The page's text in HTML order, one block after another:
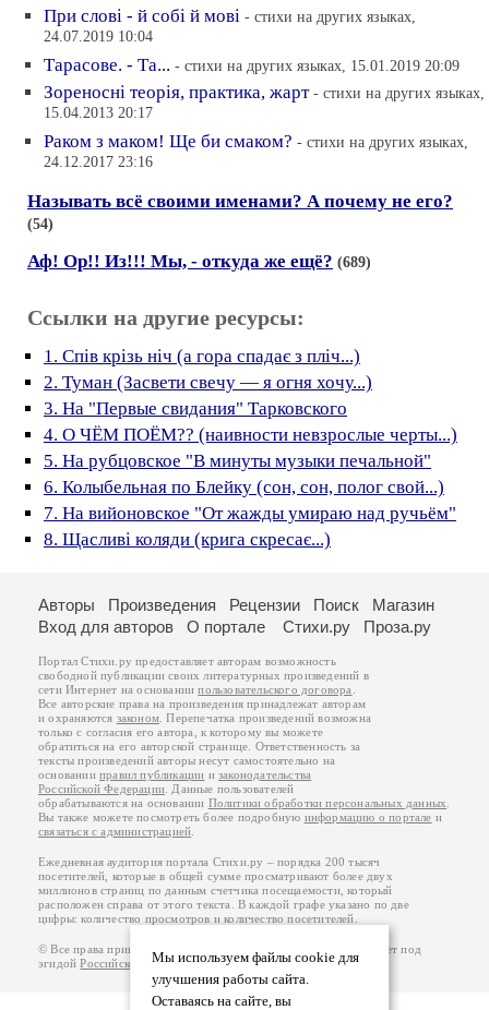
При словi - й собi й мовi - стихи на других языках,
24.07.2019 10:04
Тарасове. - Та... - стихи на других языках, 15.01.2019 20:09
Зореноснi теорiя, практика, жарт - стихи на других языках,
15.04.2013 20:17
Раком з маком! Ще би смаком? - стихи на других языках,
24.12.2017 23:16
Называть всё своими именами? А почему не его?
(54)
Аф! Ор!! Из!!! Мы, - откуда же ещё? (689)
Ссылки на другие ресурсы:
1. Спів крізь ніч (а гора спадає з пліч...)
2. Туман (Засвети свечу — я огня хочу...)
3. На "Первые свидания" Тарковского
4. О ЧЁМ ПОЁМ?? (наивности невзрослые черты...)
5. На рубцовское "В минуты музыки печальной"
6. Колыбельная по Блейку (сон, сон, полог свой...)
7. На вийоновское "От жажды умираю над ручьём"
8. Щасливі коляди (крига скресає...)
Мы используем файлы cookie для
улучшения работы сайта.
Оставаясь на сайте, вы
Авторы Произведения Рецензии Поиск
Магазин
Вход для авторов
О портале Стихи.ру Проза.ру
Портал Стихи.ру предоставляет авторам возможность
свободной публикации своих литературных произведений в
сети Интернет на основаниипользовательского договора
Все авторские права на произведения принадлежат авторам
и охраняются законом . Перепечатка произведений возможна
только с согласия его автора, к которому вы можете
обратиться на его авторской странице. Ответственность за
тексты произведений авторы несут самостоятельно на
основанииправил публикации изаконодательства
Российской Федерации . Данные пользователей
обрабатываются на основании Политики обработки персональных данных
Вы также можете посмотреть более подробную информацию о портале и
связаться с администрацией
Ежедневная аудитория портала Стихи.ру – порядка 200 тысяч
посетителей, которые в общей сумме просматривают более двух
миллионов страниц по данным счетчика посещаемости, который
расположен справа от этого текста. В каждой графе указано по две
цифры: количество просмотров и количество посетителей.
© Все права принадлежат авторам, 2000-2026. Портал работает под
эгидойРоссийского союза писателей.18+